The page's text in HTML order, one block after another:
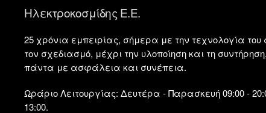
Ηλεκτροκοσμίδης Ε.Ε.
25 χρόνια εμπειρίας, σήμερα με την τεχνολογία του
τον σχεδιασμό, μέχρι την υλοποίηση και τη
πάντα με ασφάλεια και συνέπεια.
Ωράριο Λειτουργίας: Δευτέρα - Παρασκευή 09:00 -
13:00.